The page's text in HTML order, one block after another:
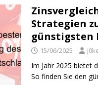
Strategien
günstigsten
15/06/2025
Im Jahr 2025 bietet
So finden Sie den